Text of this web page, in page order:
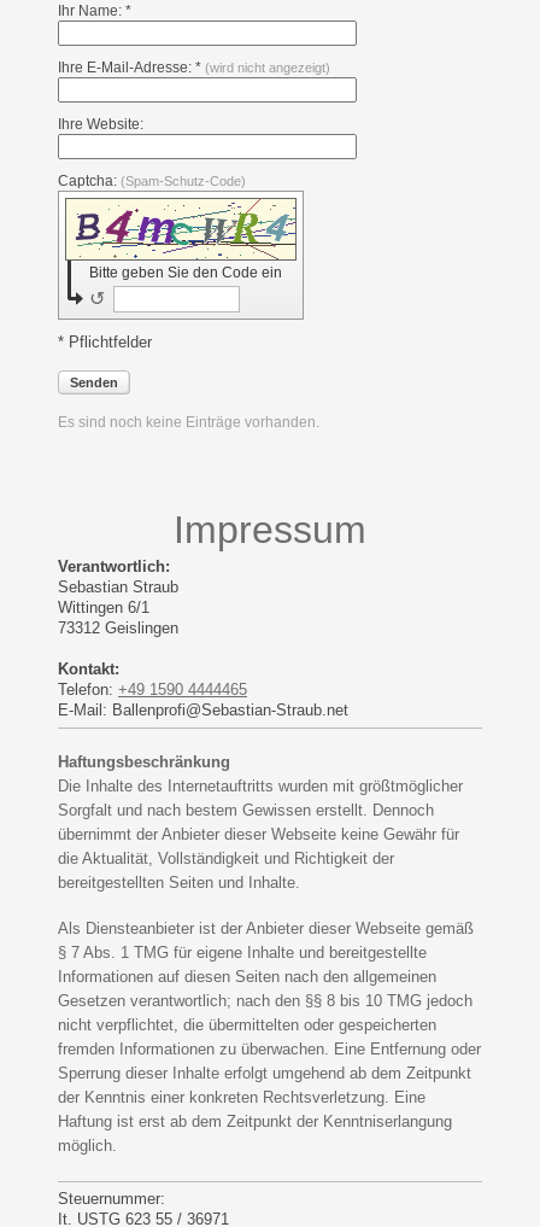
Ihr Name: *
Ihre E-Mail-Adresse: * (wird nicht angezeigt)
Ihre Website:
Captcha: (Spam-Schutz-Code)
Bitte geben Sie den Code ein
↺
* Pflichtfelder
Senden
Es sind noch keine Einträge vorhanden.
Impressum
Verantwortlich:
Sebastian Straub
Wittingen 6/1
73312 Geislingen
Kontakt:
Telefon: +49 1590 4444465
E-Mail: Ballenprofi@Sebastian-Straub.net
Haftungsbeschränkung
Die Inhalte des Internetauftritts wurden mit größtmöglicher
Sorgfalt und nach bestem Gewissen erstellt. Dennoch
übernimmt der Anbieter dieser Webseite keine Gewähr für
die Aktualität, Vollständigkeit und Richtigkeit der
bereitgestellten Seiten und Inhalte.
Als Diensteanbieter ist der Anbieter dieser Webseite gemäß
§ 7 Abs. 1 TMG für eigene Inhalte und bereitgestellte
Informationen auf diesen Seiten nach den allgemeinen
Gesetzen verantwortlich; nach den §§ 8 bis 10 TMG jedoch
nicht verpflichtet, die übermittelten oder gespeicherten
fremden Informationen zu überwachen. Eine Entfernung oder
Sperrung dieser Inhalte erfolgt umgehend ab dem Zeitpunkt
der Kenntnis einer konkreten Rechtsverletzung. Eine
Haftung ist erst ab dem Zeitpunkt der Kenntniserlangung
möglich.
Steuernummer:
It. USTG 623 55 / 36971